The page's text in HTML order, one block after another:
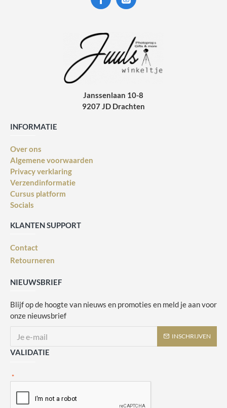
Janssenlaan 10-8
9207 JD Drachten
INFORMATIE
Over ons
Algemene voorwaarden
Privacy verklaring
Verzendinformatie
Cursus platform
Socials
KLANTEN SUPPORT
Contact
Retourneren
NIEUWSBRIEF
Blijf op de hoogte van nieuws en promoties en meld je aan voor
onze nieuwsbrief
INSCHRIJVEN
VALIDATIE